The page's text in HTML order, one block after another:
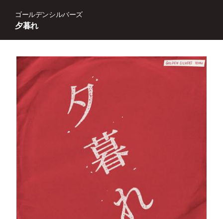
夕暮れ
ゴールデンシルバーズ